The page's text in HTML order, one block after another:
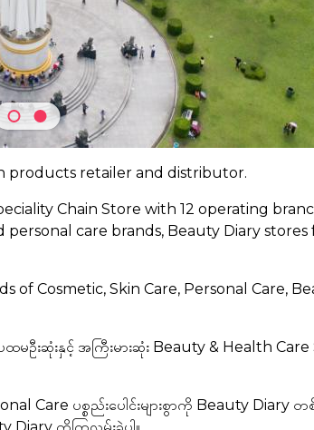
products retailer and distributor.
Chain Store with 12 operating
care brands, Beauty Diary
Cosmetic, Skin Care, Personal Care,
ပထမဦးဆုံးနှင့် အကြီးမားဆုံး Beauty & Health
Care ပစ္စည်းပေါင်းများစွာကို Beauty